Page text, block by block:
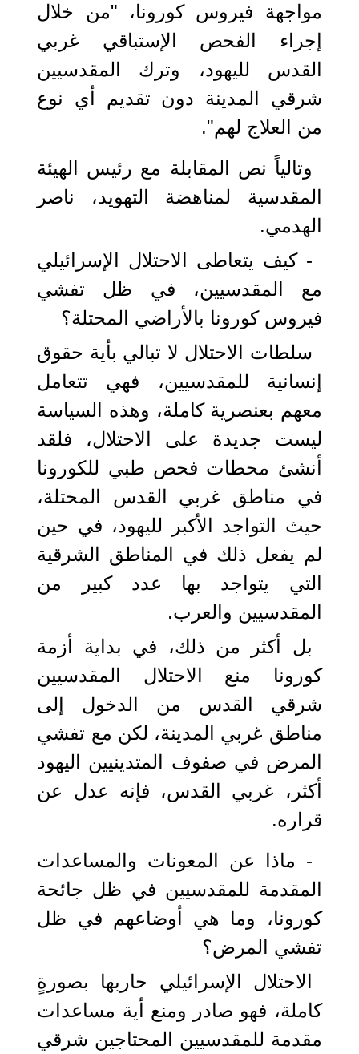
مواجهة فيروس كورونا، "من خلال
إجراء الفحص الإستباقي غربي
القدس لليهود، وترك المقدسيين
شرقي المدينة دون تقديم أي نوع
من العلاج لهم".
وتالياً نص المقابلة مع رئيس الهيئة
المقدسية لمناهضة التهويد، ناصر
الهدمي.
- كيف يتعاطى الاحتلال الإسرائيلي
مع المقدسيين، في ظل تفشي
فيروس كورونا بالأراضي المحتلة؟
سلطات الاحتلال لا تبالي بأية حقوق
إنسانية للمقدسيين، فهي تتعامل
معهم بعنصرية كاملة، وهذه السياسة
ليست جديدة على الاحتلال، فلقد
أنشئ محطات فحص طبي للكورونا
في مناطق غربي القدس المحتلة،
حيث التواجد الأكبر لليهود، في حين
لم يفعل ذلك في المناطق الشرقية
التي يتواجد بها عدد كبير من
المقدسيين والعرب.
بل أكثر من ذلك، في بداية أزمة
كورونا منع الاحتلال المقدسيين
شرقي القدس من الدخول إلى
مناطق غربي المدينة، لكن مع تفشي
المرض في صفوف المتدينيين اليهود
أكثر، غربي القدس، فإنه عدل عن
قراره.
- ماذا عن المعونات والمساعدات
المقدمة للمقدسيين في ظل جائحة
كورونا، وما هي أوضاعهم في ظل
تفشي المرض؟
الاحتلال الإسرائيلي حاربها بصورةٍ
كاملة، فهو صادر ومنع أية مساعدات
مقدمة للمقدسيين المحتاجين شرقي